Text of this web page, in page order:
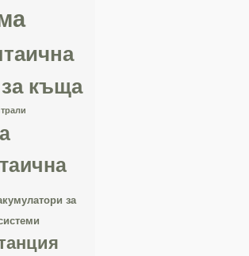
къща
за